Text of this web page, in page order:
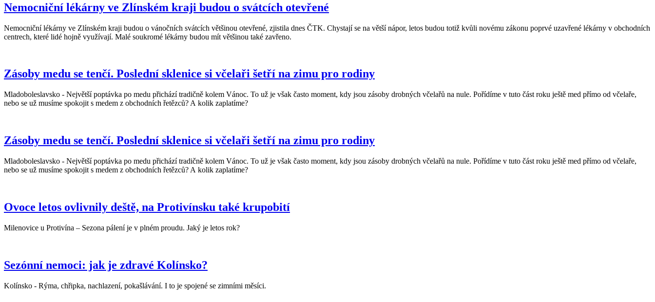
Nemocniční lékárny ve Zlínském kraji budou o svátcích otevřené
Nemocniční lékárny ve Zlínském kraji budou o vánočních svátcích většinou otevřené, zjistila dnes ČTK. Chystají se na větší nápor, letos budou totiž kvůli novému zákonu poprvé uzavřené lékárny v obchodních
centrech, které lidé hojně využívají. Malé soukromé lékárny budou mít většinou také zavřeno.
Zásoby medu se tenčí. Poslední sklenice si včelaři šetří na zimu pro rodiny
Mladoboleslavsko - Největší poptávka po medu přichází tradičně kolem Vánoc. To už je však často moment, kdy jsou zásoby drobných včelařů na nule. Pořídíme v tuto část roku ještě med přímo od včelaře,
nebo se už musíme spokojit s medem z obchodních řetězců? A kolik zaplatíme?
Zásoby medu se tenčí. Poslední sklenice si včelaři šetří na zimu pro rodiny
Mladoboleslavsko - Největší poptávka po medu přichází tradičně kolem Vánoc. To už je však často moment, kdy jsou zásoby drobných včelařů na nule. Pořídíme v tuto část roku ještě med přímo od včelaře,
nebo se už musíme spokojit s medem z obchodních řetězců? A kolik zaplatíme?
Ovoce letos ovlivnily deště, na Protivínsku také krupobití
Milenovice u Protivína – Sezona pálení je v plném proudu. Jaký je letos rok?
Sezónní nemoci: jak je zdravé Kolínsko?
Kolínsko - Rýma, chřipka, nachlazení, pokašlávání. I to je spojené se zimními měsíci.